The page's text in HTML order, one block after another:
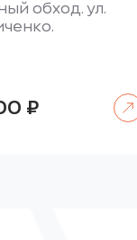
обход. ул.
₽